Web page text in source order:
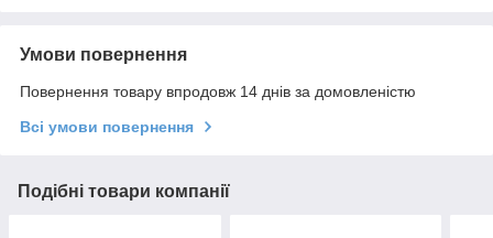
Умови повернення
Повернення товару впродовж 14 днів за домовленістю
Всі умови повернення
Подібні товари компанії